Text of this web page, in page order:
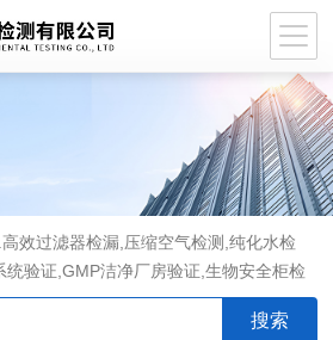
效过滤器检漏,压缩空气检测,纯化水检
验证,GMP洁净厂房验证,生物安全柜检
检测,GMP验证方案编写执行